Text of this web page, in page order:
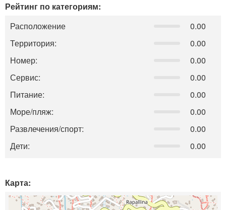
Рейтинг по категориям:
Расположение
0.00
Территория:
0.00
Номер:
0.00
Сервис:
0.00
Питание:
0.00
Море/пляж:
0.00
Развлечения/спорт:
0.00
Дети:
0.00
Карта: